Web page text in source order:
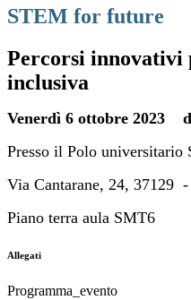
STEM for future
Percorsi innovativi
inclusiva
Venerdì 6 ottobre 2023
Presso il Polo universitario
Via Cantarane, 24, 37129 -
Piano terra aula SMT6
Allegati
Programma_evento